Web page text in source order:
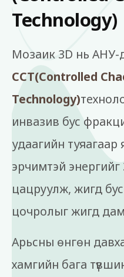
Technology)
Мозаик 3D нь АНУ-
CCT(Controlled
Technology)
инвазив бус
удаагийн туяагаар
эрчимтэй энергийг
цацруулж, жигд
цочролыг жигд
Арьсны өнгөн
хамгийн бага